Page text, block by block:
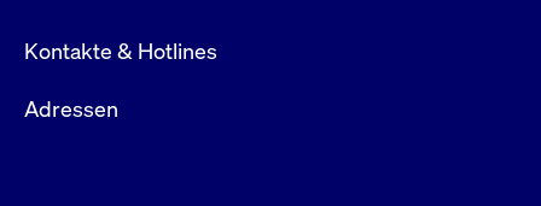
Kontakte & Hotlines
Adressen